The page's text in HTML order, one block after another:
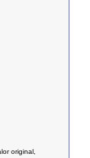
original,